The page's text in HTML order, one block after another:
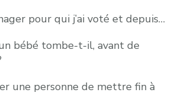
pour qui j’ai voté et depuis…
bébé tombe-t-il, avant de
une personne de mettre fin à